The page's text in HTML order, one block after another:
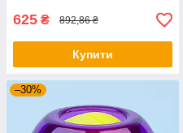
625 ₴ 892,86 ₴
Купити
–30%